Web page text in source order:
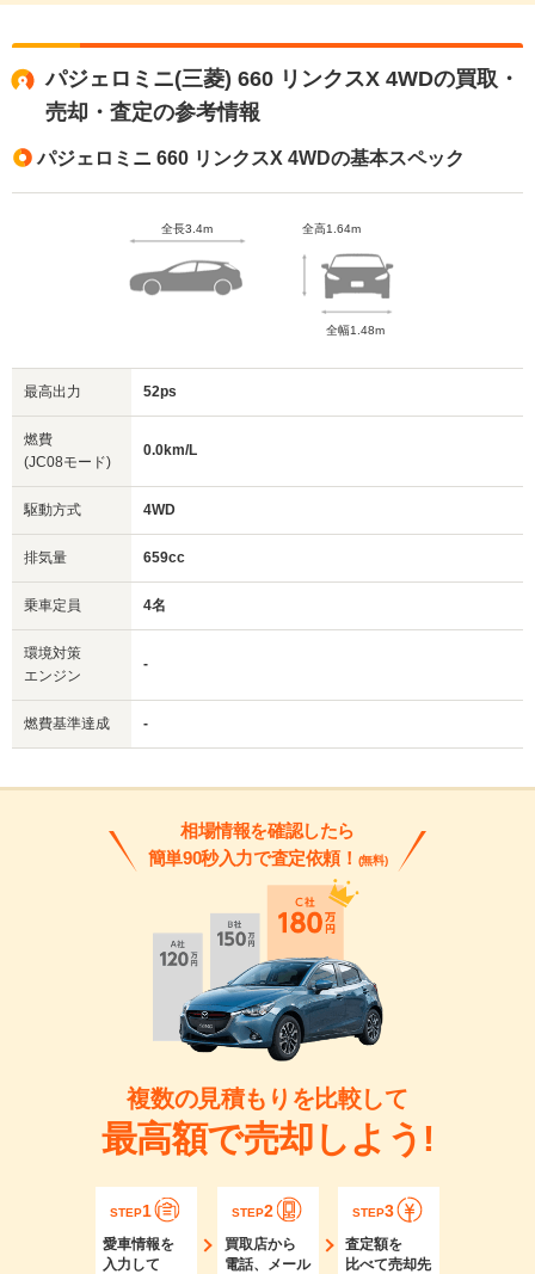
パジェロミニ(三菱) 660 リンクスX 4WDの買取・
売却・査定の参考情報
パジェロミニ 660 リンクスX 4WDの基本スペック
全長3.4m 全高1.64m
全幅1.48m
最高出力 52ps
燃費
(JC08モード)
0.0km/L
駆動方式 4WD
排気量 659cc
乗車定員 4名
環境対策
エンジン
-
燃費基準達成 -
相場情報を確認したら
簡単90秒入力で査定依頼！ (無料)
複数の見積もりを比較して
最高額で売却しよう!
STEP1
愛車情報を
入力して
STEP2
買取店から
電話、メール
STEP3
査定額を
比べて売却先